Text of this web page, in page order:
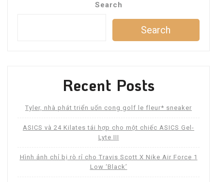
Search
Search
Recent Posts
Tyler, nhà phát triển uốn cong golf le fleur* sneaker
ASICS và 24 Kilates tái hợp cho một chiếc ASICS Gel-
Lyte III
Hình ảnh chỉ bị rò rỉ cho Travis Scott X Nike Air Force 1
Low ‘Black’